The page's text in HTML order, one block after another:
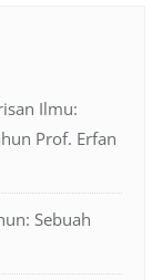
Ilmu:
Prof. Erfan
Sebuah